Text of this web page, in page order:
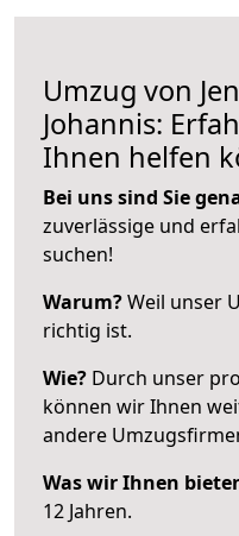
Umzug von
Johannis:
Ihnen helfen
Bei uns sind Sie
zuverlässige und
suchen!
Warum?Weil unser
richtig ist.
Wie? Durch unser
können wir Ihnen
andere
Was wir Ihnen
12 Jahren.